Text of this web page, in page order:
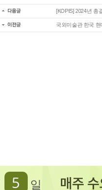
[KOPIS] 2024년 총
국외미술관 한국
5 일